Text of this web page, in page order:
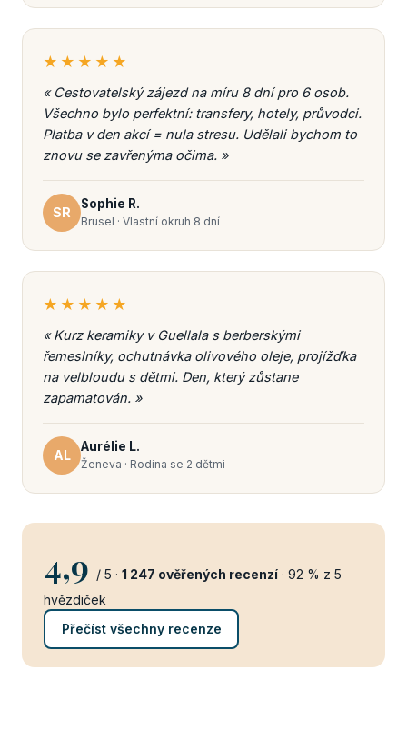
★★★★★
« Cestovatelský zájezd na míru 8 dní pro 6 osob.
Všechno bylo perfektní: transfery, hotely, průvodci.
Platba v den akcí = nula stresu. Udělali bychom to
znovu se zavřenýma očima. »
SR
Sophie R.
Brusel · Vlastní okruh 8 dní
★★★★★
« Kurz keramiky v Guellala s berberskými
řemeslníky, ochutnávka olivového oleje, projížďka
na velbloudu s dětmi. Den, který zůstane
zapamatován. »
AL
Aurélie L.
Ženeva · Rodina se 2 dětmi
4,9 / 5 · 1 247 ověřených recenzí · 92 % z 5
hvězdiček
Přečíst všechny recenze